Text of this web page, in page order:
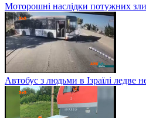
Моторошні наслідки потужних
Автобус з людьми в Ізраїлі ледве